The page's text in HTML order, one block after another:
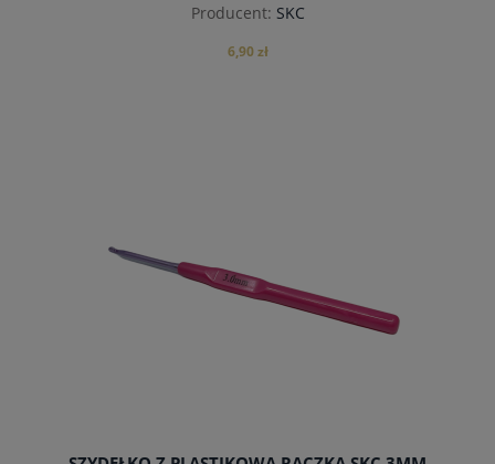
Producent: SKC
6,90 zł